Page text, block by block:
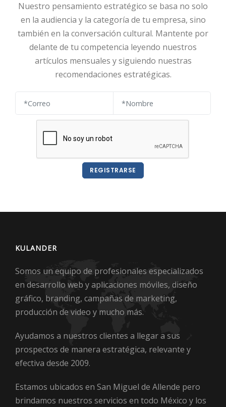
Nuestro pensamiento estratégico se basa no solo
en la audiencia y la categoría de tu empresa, sino
también en la conversación cultural. Mantente por
delante de tu competencia leyendo nuestros
artículos mensuales y siguiendo nuestras
recomendaciones estratégicas.
REGISTRARSE
KULANDER
Somos un equipo de profesionales especializados
en desarrollo web y aplicaciones móviles, diseño
gráfico, branding, campañas de marketing,
producción de video y mucho más.
Ayudamos a nuestros clientes a llegar a sus
prospectos de manera estratégica, relevante y
efectiva desde 2009.
Estamos ubicados en San Miguel de Allende pero
brindamos nuestros servicios en todo México y los